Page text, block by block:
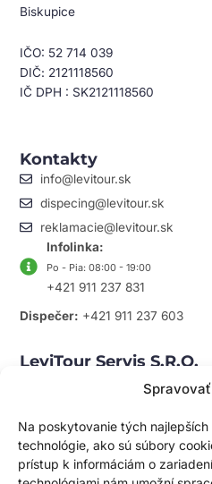
Na poskytovanie tých
technológie, ako sú súbory
prístup k informáciám o
Biskupice
IČO: 52 714 039
DIČ: 2121118560
IČ DPH : SK2121118560
Kontakty
info@levitour.sk
dispecing@levitour.sk
reklamacie@levitour.sk
Infolinka:
Po - Pia: 08:00 - 19:00
+421 911 237 831
Dispečer: +421 911 237 603
LeviTour Servis S.r.o.
Rožňavská 2
83104 Bratislava